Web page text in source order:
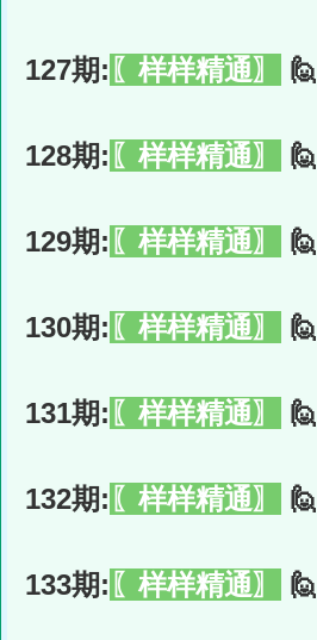
127期: 〖样样精通〗 🙋
128期: 〖样样精通〗 🙋
129期: 〖样样精通〗 🙋
130期: 〖样样精通〗 🙋
131期: 〖样样精通〗 🙋
132期: 〖样样精通〗 🙋
133期: 〖样样精通〗 🙋